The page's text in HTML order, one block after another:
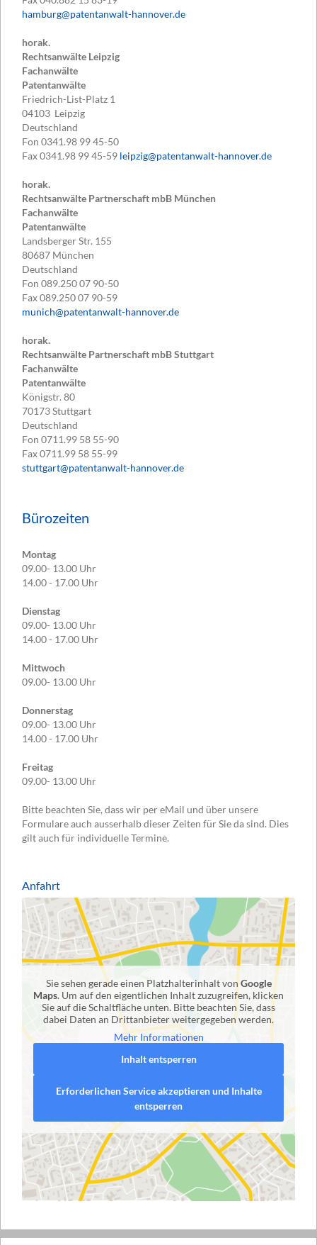
hamburg@patentanwalt-hannover.de
horak.
Rechtsanwälte Leipzig
Fachanwälte
Patentanwälte
Friedrich-List-Platz 1
04103 Leipzig
Deutschland
Fon 0341.98 99 45-50
Fax0341.98 99 45-59 leipzig@patentanwalt-hannover.de
horak.
Rechtsanwälte Partnerschaft mbB München
Fachanwälte
Patentanwälte
Landsberger Str. 155
80687 München
Deutschland
Fon 089.250 07 90-50
Fax089.250 07 90-59
munich@patentanwalt-hannover.de
horak.
Rechtsanwälte Partnerschaft mbB Stuttgart
Fachanwälte
Patentanwälte
Königstr. 80
70173Stuttgart
Deutschland
Fon 0711.99 58 55-90
Fax0711.99 58 55-99
stuttgart@patentanwalt-hannover.de
Bürozeiten
Montag
09.00- 13.00 Uhr
14.00 - 17.00 Uhr
Dienstag
09.00- 13.00 Uhr
14.00 - 17.00 Uhr
Mittwoch
09.00- 13.00 Uhr
Donnerstag
09.00- 13.00 Uhr
14.00 - 17.00 Uhr
Freitag
09.00- 13.00 Uhr
Bitte beachten Sie, dass wir per eMail und über unsere
Formulare auch ausserhalb dieser Zeiten für Sie da sind. Dies
gilt auch für individuelle Termine.
Anfahrt
Sie sehen gerade einen Platzhalterinhalt von Google
Maps. Um auf den eigentlichen Inhalt zuzugreifen, klicken
Sie auf die Schaltfläche unten. Bitte beachten Sie, dass
dabei Daten an Drittanbieter weitergegeben werden.
Mehr Informationen
Inhalt entsperren
Erforderlichen Service akzeptieren und Inhalte
entsperren